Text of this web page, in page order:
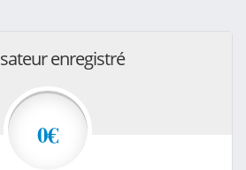
enregistré
0€